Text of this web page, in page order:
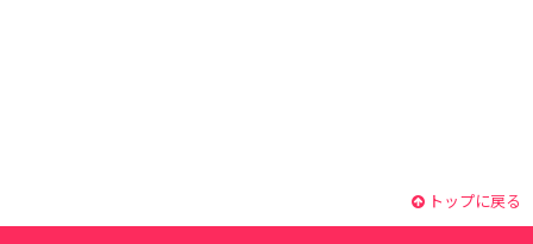
トップに戻る